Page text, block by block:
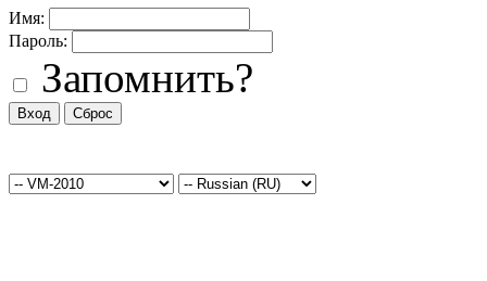
Имя:
Пароль:
Запомнить?